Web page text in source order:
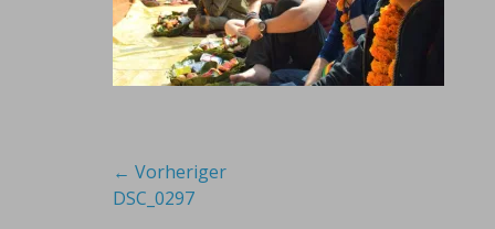
Beitragsnavigation
← Vorheriger
Vorheriger
DSC_0297